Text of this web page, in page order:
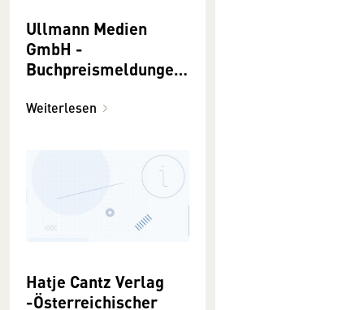
Ullmann Medien
GmbH -
Buchpreismeldungen
Weiterlesen
Hatje Cantz Verlag
-Österreichischer